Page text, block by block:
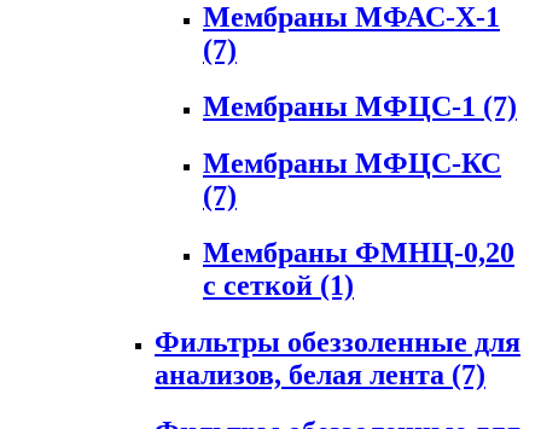
Мембраны МФАС-Х-1
(7)
Мембраны МФЦС-1 (7)
Мембраны МФЦС-КС
(7)
Мембраны ФМНЦ-0,20
с сеткой (1)
Фильтры обеззоленные для
анализов, белая лента (7)